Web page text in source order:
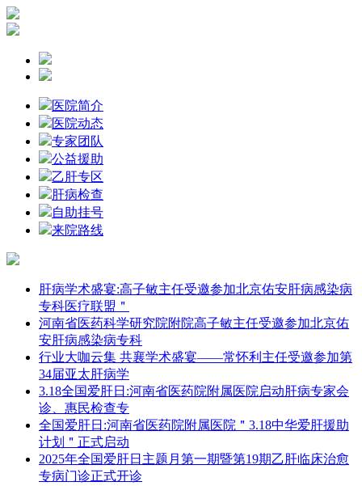
医院简介
医院动态
专家团队
公益援助
乙肝专区
肝病检查
自助挂号
来院路线
肝病学术盛宴:高子敏主任受邀参加北京佑安肝病感染病
专科医疗联盟＂
河南省医药科学研究院附院高子敏主任受邀参加北京佑
安肝病感染病专科
行业大咖云集 共襄学术盛宴——常怀利主任受邀参加第
34届亚太肝病学
3.18全国爱肝日:河南省医药院附属医院启动肝病专家会
诊、惠民检查专
全国爱肝日:河南省医药院附属医院＂3.18中华爱肝援助
计划＂正式启动
2025年全国爱肝日主题月第一期暨第19期乙肝临床治愈
专病门诊正式开诊